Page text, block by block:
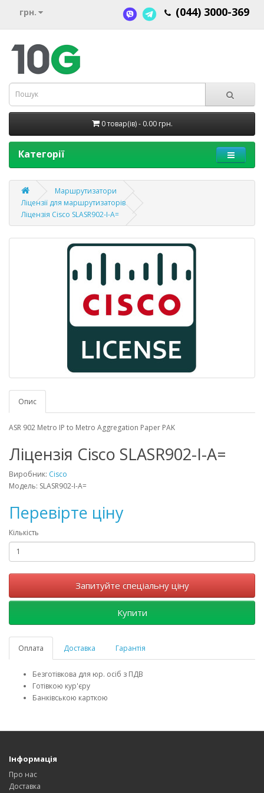
грн. (044) 3000-369
0 товар(ів) - 0.00 грн.
Категорії
Маршрутизатори
Ліцензії для маршрутизаторів
Ліцензія Cisco SLASR902-I-A=
Опис
ASR 902 Metro IP to Metro Aggregation Paper PAK
Ліцензія Cisco SLASR902-I-A=
Виробник: Cisco
Модель: SLASR902-I-A=
Перевірте ціну
Кількість
Запитуйте спеціальну ціну
Купити
Оплата Доставка Гарантія
Безготівкова для юр. осіб з ПДВ
Готівкою кур'єру
Банківською карткою
Інформація
Про нас
Доставка